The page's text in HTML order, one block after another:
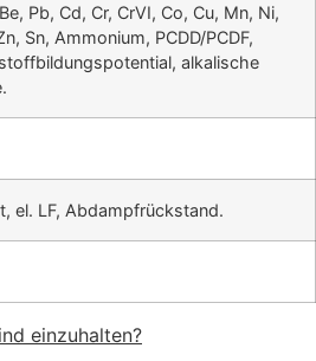
Pb, Cd, Cr, CrVI, Co, Cu, Mn, Ni,
Sn, Ammonium, PCDD/PCDF,
alkalische
el. LF, Abdampfrückstand.
einzuhalten?